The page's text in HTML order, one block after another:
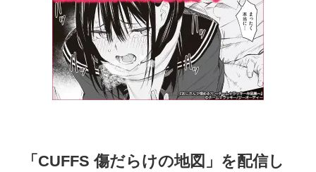
「CUFFS 傷だらけの地図」を配信し